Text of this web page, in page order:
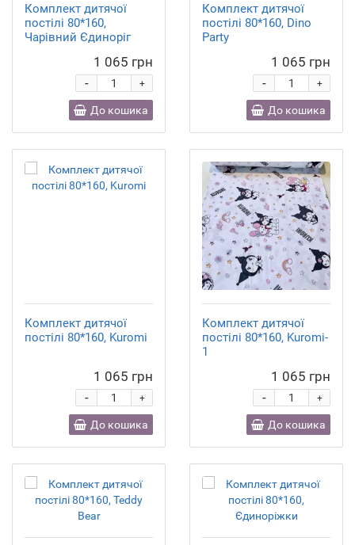
Комплект дитячої
постілі 80*160,
Чарівний Єдиноріг
1 065 грн
+
-
До кошика
Комплект дитячої
постілі 80*160, Dino
Party
1 065 грн
+
-
До кошика
Комплект дитячої
постілі 80*160, Kuromi
1 065 грн
+
-
До кошика
Комплект дитячої
постілі 80*160, Kuromi-
1
1 065 грн
+
-
До кошика